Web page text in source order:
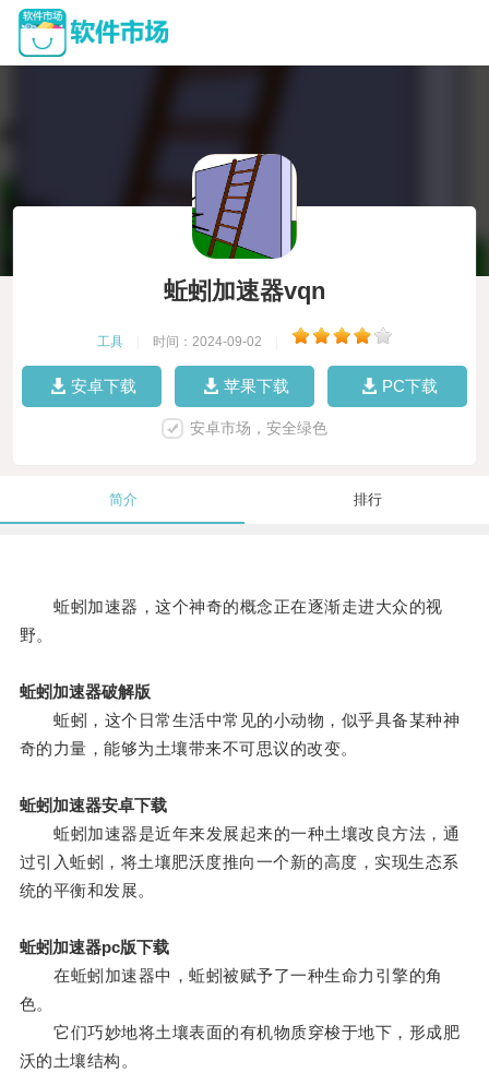
蚯蚓加速器vqn
工具 时间：2024-09-02
安卓下载 苹果下载 PC下载
安卓市场，安全绿色
简介 排行
蚯蚓加速器，这个神奇的概念正在逐渐走进大众的视
野。
蚯蚓加速器破解版
蚯蚓，这个日常生活中常见的小动物，似乎具备某种神
奇的力量，能够为土壤带来不可思议的改变。
蚯蚓加速器安卓下载
蚯蚓加速器是近年来发展起来的一种土壤改良方法，通
过引入蚯蚓，将土壤肥沃度推向一个新的高度，实现生态系
统的平衡和发展。
蚯蚓加速器pc版下载
在蚯蚓加速器中，蚯蚓被赋予了一种生命力引擎的角
色。
它们巧妙地将土壤表面的有机物质穿梭于地下，形成肥
沃的土壤结构。